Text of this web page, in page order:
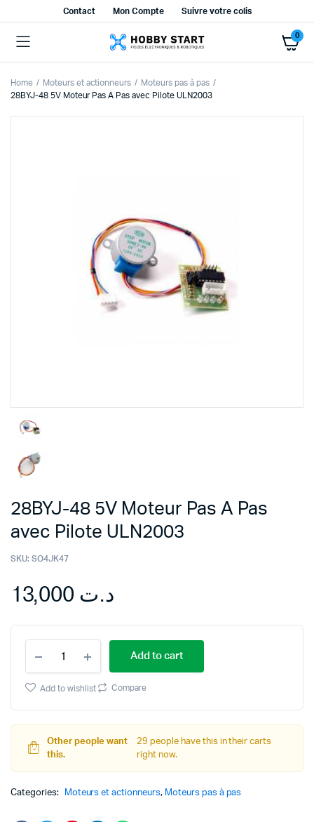
Contact Mon Compte Suivre votre colis
0
Home Moteurs et actionneurs
Moteurs pas à pas
28BYJ-48 5V Moteur Pas A Pas avec Pilote ULN2003
28BYJ-48 5V Moteur Pas A Pas
avec Pilote ULN2003
SKU: SO4JK47
د.ت
5V
Moteur
A
Pas
avec
Pilote
Add to cart
Add to wishlist Compare
Other people want
this.
29 people have this in their carts
right now.
Categories: Moteurs et actionneurs, Moteurs pas à pas